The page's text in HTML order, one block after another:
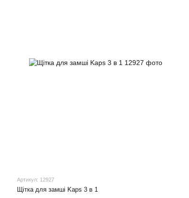
Артикул: 12927
Щітка для замші Kaps 3 в 1